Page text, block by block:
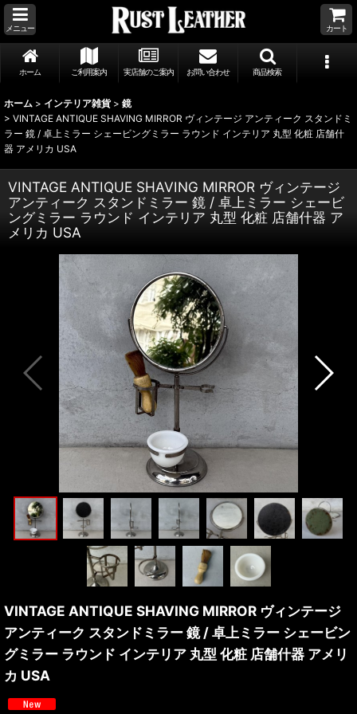
メニュー カート
ホーム ご利用案内 実店舗のご案内 お問い合わせ 商品検索
ホーム > インテリア雑貨 > 鏡
> VINTAGE ANTIQUE SHAVING MIRROR ヴィンテージ アンティーク スタンドミ
ラー 鏡 / 卓上ミラー シェービングミラー ラウンド インテリア 丸型 化粧 店舗什
器 アメリカ USA
VINTAGE ANTIQUE SHAVING MIRROR ヴィンテージ
アンティーク スタンドミラー 鏡 / 卓上ミラー シェービ
ングミラー ラウンド インテリア 丸型 化粧 店舗什器 ア
メリカ USA
VINTAGE ANTIQUE SHAVING MIRROR ヴィンテージ
アンティーク スタンドミラー 鏡 / 卓上ミラー シェービン
グミラー ラウンド インテリア 丸型 化粧 店舗什器 アメリ
カ USA